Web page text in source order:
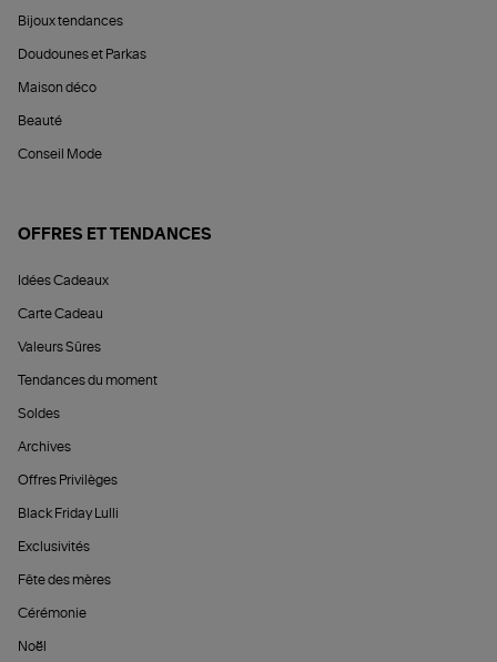
Bijoux tendances
Doudounes et Parkas
Maison déco
Beauté
Conseil Mode
OFFRES ET TENDANCES
Idées Cadeaux
Carte Cadeau
Valeurs Sûres
Tendances du moment
Soldes
Archives
Offres Privilèges
Black Friday Lulli
Exclusivités
Fête des mères
Cérémonie
Noël